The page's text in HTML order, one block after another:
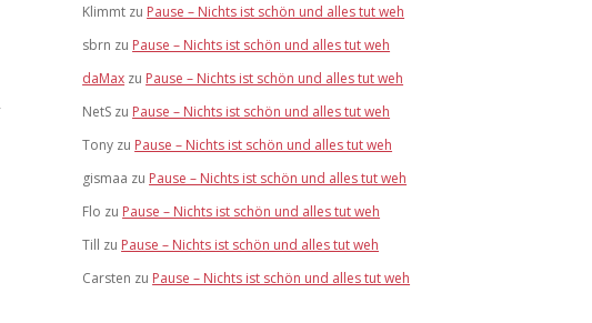
Klimmt zu Pause – Nichts ist schön und alles tut weh
sbrn zu Pause – Nichts ist schön und alles tut weh
daMax zu Pause – Nichts ist schön und alles tut weh
NetS zu Pause – Nichts ist schön und alles tut weh
Tony zu Pause – Nichts ist schön und alles tut weh
gismaa zu Pause – Nichts ist schön und alles tut weh
Flo zu Pause – Nichts ist schön und alles tut weh
Till zu Pause – Nichts ist schön und alles tut weh
Carsten zu Pause – Nichts ist schön und alles tut weh